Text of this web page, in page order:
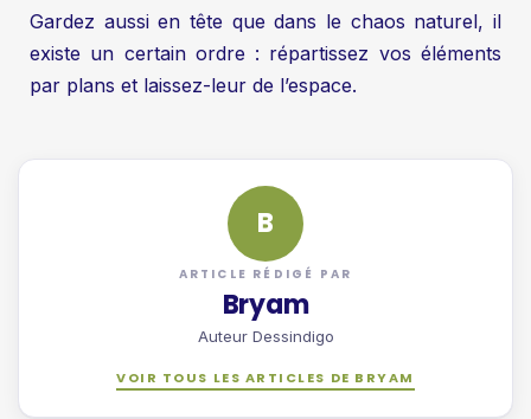
Gardez aussi en tête que dans le chaos naturel, il
existe un certain ordre : répartissez vos éléments
par plans et laissez-leur de l’espace.
B
ARTICLE RÉDIGÉ PAR
Bryam
Auteur Dessindigo
VOIR TOUS LES ARTICLES DE BRYAM